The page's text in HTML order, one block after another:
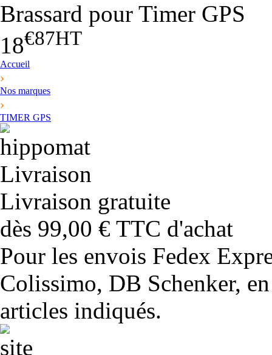
Brassard pour Timer GPS
18€87HT
Accueil
›
Nos marques
›
TIMER GPS
Livraison gratuite
dès 99,00 € TTC d'achat
Pour les envois Fedex
Colissimo, DB Schenker,
articles indiqués.